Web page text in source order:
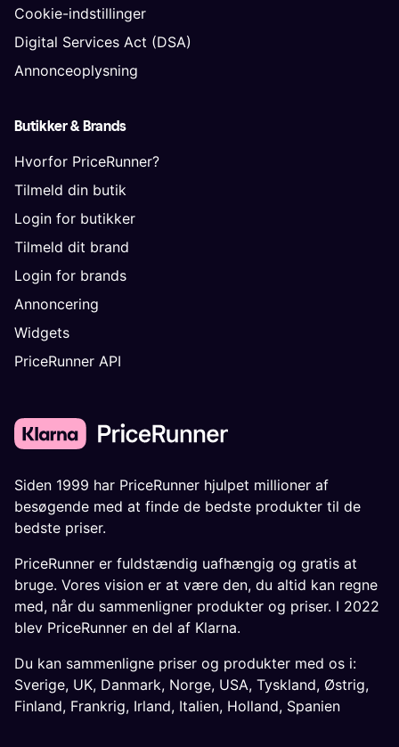
Cookie-indstillinger
Digital Services Act (DSA)
Annonceoplysning
Butikker & Brands
Hvorfor PriceRunner?
Tilmeld din butik
Login for butikker
Tilmeld dit brand
Login for brands
Annoncering
Widgets
PriceRunner API
Siden 1999 har PriceRunner hjulpet millioner af
besøgende med at finde de bedste produkter til de
bedste priser.
PriceRunner er fuldstændig uafhængig og gratis at
bruge. Vores vision er at være den, du altid kan regne
med, når du sammenligner produkter og priser. I 2022
blev PriceRunner en del af Klarna.
Du kan sammenligne priser og produkter med os i:
Sverige, UK, Danmark, Norge, USA, Tyskland, Østrig,
Finland, Frankrig, Irland, Italien, Holland, Spanien